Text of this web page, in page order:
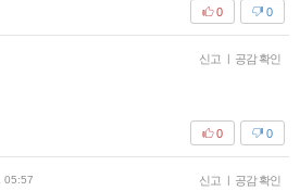
0
0
신고 | 공감 확인
0
0
05:57 신고 | 공감 확인